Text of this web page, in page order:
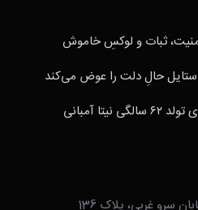
ثبات و لوکسِ خاموش
حالِ دلت را عوض می‌کند
آمبانی
سرو غربی، پلاک 136